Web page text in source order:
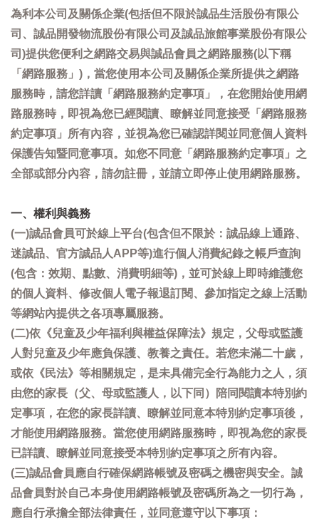
為利本公司及關係企業(包括但不限於誠品生活股份有限公
司、誠品開發物流股份有限公司及誠品旅館事業股份有限公
司)提供您便利之網路交易與誠品會員之網路服務(以下稱
「網路服務」)，當您使用本公司及關係企業所提供之網路
服務時，請您詳讀「網路服務約定事項」，在您開始使用網
路服務時，即視為您已經閱讀、瞭解並同意接受「網路服務
約定事項」所有內容，並視為您已確認詳閱並同意個人資料
保護告知暨同意事項。如您不同意「網路服務約定事項」之
全部或部分內容，請勿註冊，並請立即停止使用網路服務。
一、權利與義務
(一)誠品會員可於線上平台(包含但不限於：誠品線上通路、
迷誠品、官方誠品人APP等)進行個人消費紀錄之帳戶查詢
(包含：效期、點數、消費明細等)，並可於線上即時維護您
的個人資料、修改個人電子報退訂閱、參加指定之線上活動
等網站內提供之各項專屬服務。
(二)依《兒童及少年福利與權益保障法》規定，父母或監護
人對兒童及少年應負保護、教養之責任。若您未滿二十歲，
或依《民法》等相關規定，是未具備完全行為能力之人，須
由您的家長（父、母或監護人，以下同）陪同閱讀本特別約
定事項，在您的家長詳讀、瞭解並同意本特別約定事項後，
才能使用網路服務。當您使用網路服務時，即視為您的家長
已詳讀、瞭解並同意接受本特別約定事項之所有內容。
(三)誠品會員應自行確保網路帳號及密碼之機密與安全。誠
品會員對於自己本身使用網路帳號及密碼所為之一切行為，
應自行承擔全部法律責任，並同意遵守以下事項：